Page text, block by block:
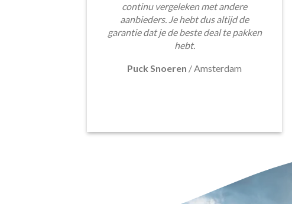
continu vergeleken met andere
aanbieders. Je hebt dus altijd de
garantie dat je de beste deal te pakken
hebt.
Puck Snoeren /Amsterdam